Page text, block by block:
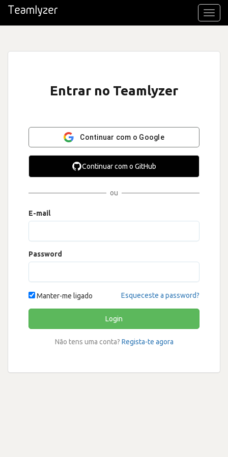
Entrar no Teamlyzer
Continuar com o Google
Continuar com o GitHub
ou
E-mail
Password
Manter-me ligado Esqueceste a password?
Login
Não tens uma conta? Regista-te agora